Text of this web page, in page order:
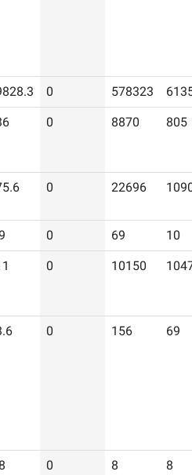
0 578323
0 8870 805
0 22696
0 69 10
0 10150
0 156 69
0 8 8